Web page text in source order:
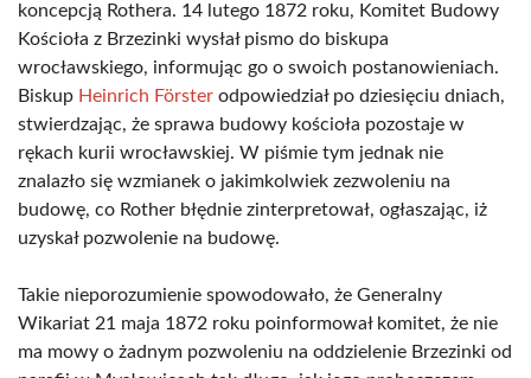
koncepcją Rothera. 14 lutego 1872 roku, Komitet Budowy
Kościoła z Brzezinki wysłał pismo do biskupa
wrocławskiego, informując go o swoich postanowieniach.
Biskup Heinrich Förster odpowiedział po dziesięciu dniach,
stwierdzając, że sprawa budowy kościoła pozostaje w
rękach kurii wrocławskiej. W piśmie tym jednak nie
znalazło się wzmianek o jakimkolwiek zezwoleniu na
budowę, co Rother błędnie zinterpretował, ogłaszając, iż
uzyskał pozwolenie na budowę.
Takie nieporozumienie spowodowało, że Generalny
Wikariat 21 maja 1872 roku poinformował komitet, że nie
ma mowy o żadnym pozwoleniu na oddzielenie Brzezinki od